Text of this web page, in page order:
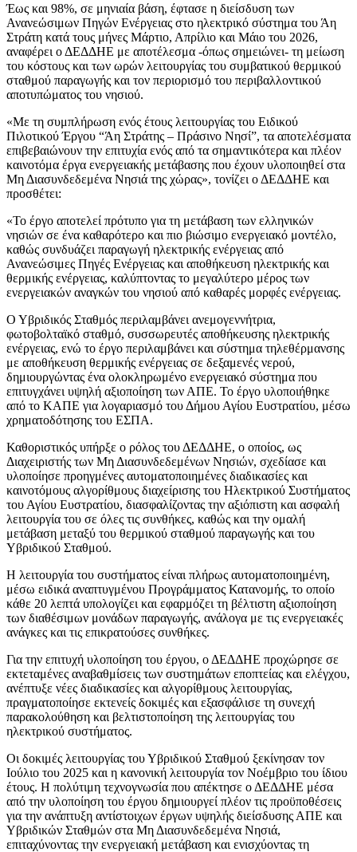
Έως και 98%, σε μηνιαία βάση, έφτασε η διείσδυση των
Ανανεώσιμων Πηγών Ενέργειας στο ηλεκτρικό σύστημα του Άη
Στράτη κατά τους μήνες Μάρτιο, Απρίλιο και Μάιο του 2026,
αναφέρει ο ΔΕΔΔΗΕ με αποτέλεσμα -όπως σημειώνει- τη μείωση
του κόστους και των ωρών λειτουργίας του συμβατικού θερμικού
σταθμού παραγωγής και τον περιορισμό του περιβαλλοντικού
αποτυπώματος του νησιού.
«Με τη συμπλήρωση ενός έτους λειτουργίας του Ειδικού
Πιλοτικού Έργου “Άη Στράτης – Πράσινο Νησί”, τα αποτελέσματα
επιβεβαιώνουν την επιτυχία ενός από τα σημαντικότερα και πλέον
καινοτόμα έργα ενεργειακής μετάβασης που έχουν υλοποιηθεί στα
Μη Διασυνδεδεμένα Νησιά της χώρας», τονίζει ο ΔΕΔΔΗΕ και
προσθέτει:
«Το έργο αποτελεί πρότυπο για τη μετάβαση των ελληνικών
νησιών σε ένα καθαρότερο και πιο βιώσιμο ενεργειακό μοντέλο,
καθώς συνδυάζει παραγωγή ηλεκτρικής ενέργειας από
Ανανεώσιμες Πηγές Ενέργειας και αποθήκευση ηλεκτρικής και
θερμικής ενέργειας, καλύπτοντας το μεγαλύτερο μέρος των
ενεργειακών αναγκών του νησιού από καθαρές μορφές ενέργειας.
Ο Υβριδικός Σταθμός περιλαμβάνει ανεμογεννήτρια,
φωτοβολταϊκό σταθμό, συσσωρευτές αποθήκευσης ηλεκτρικής
ενέργειας, ενώ το έργο περιλαμβάνει και σύστημα τηλεθέρμανσης
με αποθήκευση θερμικής ενέργειας σε δεξαμενές νερού,
δημιουργώντας ένα ολοκληρωμένο ενεργειακό σύστημα που
επιτυγχάνει υψηλή αξιοποίηση των ΑΠΕ. Το έργο υλοποιήθηκε
από το ΚΑΠΕ για λογαριασμό του Δήμου Αγίου Ευστρατίου, μέσω
χρηματοδότησης του ΕΣΠΑ.
Καθοριστικός υπήρξε ο ρόλος του ΔΕΔΔΗΕ, ο οποίος, ως
Διαχειριστής των Μη Διασυνδεδεμένων Νησιών, σχεδίασε και
υλοποίησε προηγμένες αυτοματοποιημένες διαδικασίες και
καινοτόμους αλγορίθμους διαχείρισης του Ηλεκτρικού Συστήματος
του Αγίου Ευστρατίου, διασφαλίζοντας την αξιόπιστη και ασφαλή
λειτουργία του σε όλες τις συνθήκες, καθώς και την ομαλή
μετάβαση μεταξύ του θερμικού σταθμού παραγωγής και του
Υβριδικού Σταθμού.
Η λειτουργία του συστήματος είναι πλήρως αυτοματοποιημένη,
μέσω ειδικά αναπτυγμένου Προγράμματος Κατανομής, το οποίο
κάθε 20 λεπτά υπολογίζει και εφαρμόζει τη βέλτιστη αξιοποίηση
των διαθέσιμων μονάδων παραγωγής, ανάλογα με τις ενεργειακές
ανάγκες και τις επικρατούσες συνθήκες.
Για την επιτυχή υλοποίηση του έργου, ο ΔΕΔΔΗΕ προχώρησε σε
εκτεταμένες αναβαθμίσεις των συστημάτων εποπτείας και ελέγχου,
ανέπτυξε νέες διαδικασίες και αλγορίθμους λειτουργίας,
πραγματοποίησε εκτενείς δοκιμές και εξασφάλισε τη συνεχή
παρακολούθηση και βελτιστοποίηση της λειτουργίας του
ηλεκτρικού συστήματος.
Οι δοκιμές λειτουργίας του Υβριδικού Σταθμού ξεκίνησαν τον
Ιούλιο του 2025 και η κανονική λειτουργία τον Νοέμβριο του ίδιου
έτους. Η πολύτιμη τεχνογνωσία που απέκτησε ο ΔΕΔΔΗΕ μέσα
από την υλοποίηση του έργου δημιουργεί πλέον τις προϋποθέσεις
για την ανάπτυξη αντίστοιχων έργων υψηλής διείσδυσης ΑΠΕ και
Υβριδικών Σταθμών στα Μη Διασυνδεδεμένα Νησιά,
επιταχύνοντας την ενεργειακή μετάβαση και ενισχύοντας τη